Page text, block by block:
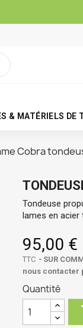
& MATÉRIELS DE
Cobra
Tondeuse
lames en acier
95,00 €
TTC
SUR
nous contacter
Quantité